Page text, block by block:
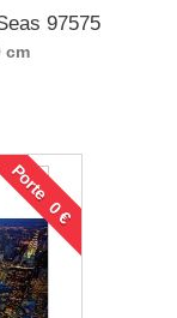
97575
cm
Porte 0 €